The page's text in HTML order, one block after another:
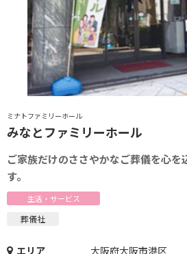
ミナトファミリーホール
みなとファミリーホール
ご家族だけのささやかなご葬儀を心を
す。
生活・サービス
葬儀社
エリア
大阪府大阪市港区